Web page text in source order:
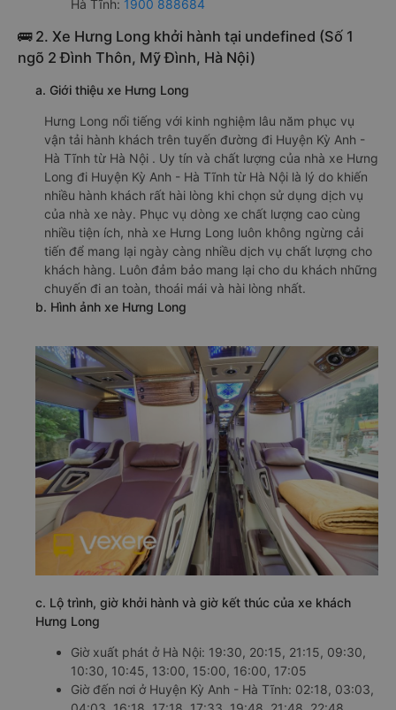
Hà Tĩnh: 1900 888684
🚌 2. Xe Hưng Long khởi hành tại undefined (Số 1
ngõ 2 Đình Thôn, Mỹ Đình, Hà Nội)
a. Giới thiệu xe Hưng Long
Hưng Long nổi tiếng với kinh nghiệm lâu năm phục vụ
vận tải hành khách trên tuyến đường đi Huyện Kỳ Anh -
Hà Tĩnh từ Hà Nội . Uy tín và chất lượng của nhà xe Hưng
Long đi Huyện Kỳ Anh - Hà Tĩnh từ Hà Nội là lý do khiến
nhiều hành khách rất hài lòng khi chọn sử dụng dịch vụ
của nhà xe này. Phục vụ dòng xe chất lượng cao cùng
nhiều tiện ích, nhà xe Hưng Long luôn không ngừng cải
tiến để mang lại ngày càng nhiều dịch vụ chất lượng cho
khách hàng. Luôn đảm bảo mang lại cho du khách những
chuyến đi an toàn, thoái mái và hài lòng nhất.
b. Hình ảnh xe Hưng Long
c. Lộ trình, giờ khởi hành và giờ kết thúc của xe khách
Hưng Long
Giờ xuất phát ở Hà Nội: 19:30, 20:15, 21:15, 09:30,
10:30, 10:45, 13:00, 15:00, 16:00, 17:05
Giờ đến nơi ở Huyện Kỳ Anh - Hà Tĩnh: 02:18, 03:03,